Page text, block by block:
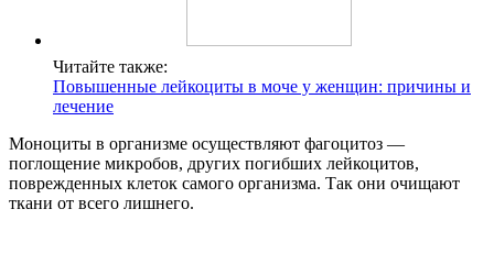
Читайте также:
Повышенные лейкоциты в моче у женщин: причины и
лечение
Моноциты в организме осуществляют фагоцитоз —
поглощение микробов, других погибших лейкоцитов,
поврежденных клеток самого организма. Так они очищают
ткани от всего лишнего.